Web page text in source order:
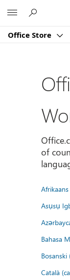
Office Store
of
Asụsụ
Bahasa
Bosanski
Català